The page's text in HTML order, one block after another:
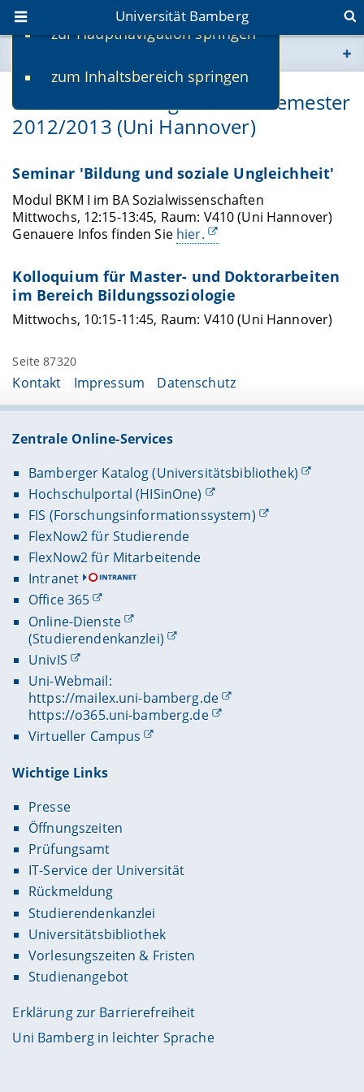
zur Hauptnavigation springen
zum Inhaltsbereich springen
Universität Bamberg
www.uni-bamberg.de
univis.uni-bamberg.de
fis.uni-bamberg.de
Lehrveranstaltungen Wintersemester
2012/2013 (Uni Hannover)
Seminar 'Bildung und soziale Ungleichheit'
Modul BKM I im BA Sozialwissenschaften
Mittwochs, 12:15-13:45, Raum: V410 (Uni Hannover)
Genauere Infos finden Sie hier.
Kolloquium für Master- und Doktorarbeiten
im Bereich Bildungssoziologie
Mittwochs, 10:15-11:45, Raum: V410 (Uni Hannover)
Seite 87320
Kontakt Impressum Datenschutz
Zentrale Online-Services
Bamberger Katalog (Universitätsbibliothek)
Hochschulportal (HISinOne)
FIS (Forschungsinformationssystem)
FlexNow2 für Studierende
FlexNow2 für Mitarbeitende
Intranet
Office 365
Online-Dienste
(Studierendenkanzlei)
UnivIS
Uni-Webmail:
https://mailex.uni-bamberg.de
https://o365.uni-bamberg.de
Virtueller Campus
Wichtige Links
Presse
Öffnungszeiten
Prüfungsamt
IT-Service der Universität
Rückmeldung
Studierendenkanzlei
Universitätsbibliothek
Vorlesungszeiten & Fristen
Studienangebot
Erklärung zur Barrierefreiheit
Uni Bamberg in leichter Sprache